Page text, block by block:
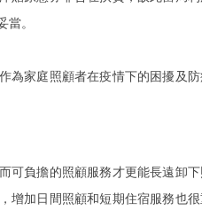
當。
為家庭照顧者在疫情下的困擾及
可負擔的照顧服務才更能長遠卸
增加日間照顧和短期住宿服務也